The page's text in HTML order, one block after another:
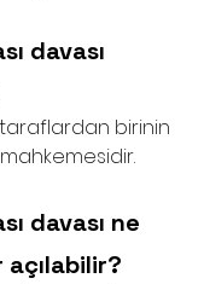
davası
birinin
davası ne